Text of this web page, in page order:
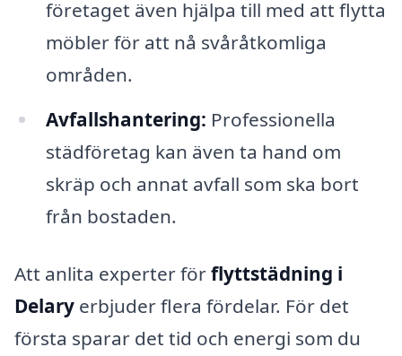
företaget även hjälpa till med att flytta
möbler för att nå svåråtkomliga
områden.
Avfallshantering: Professionella
städföretag kan även ta hand om
skräp och annat avfall som ska bort
från bostaden.
Att anlita experter förflyttstädning i
Delary erbjuder flera fördelar. För det
första sparar det tid och energi som du